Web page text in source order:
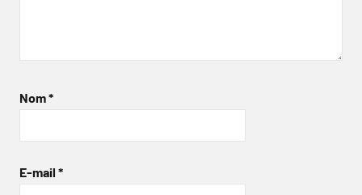
Nom*
E-mail *